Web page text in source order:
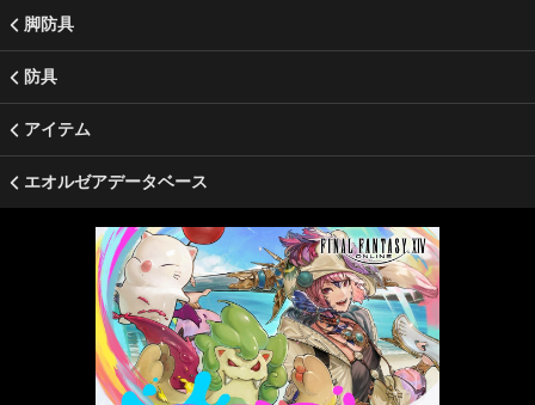
脚防具
防具
アイテム
エオルゼアデータベース